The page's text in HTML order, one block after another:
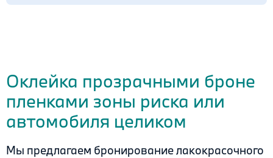
Оклейка прозрачными броне
пленками зоны риска или
автомобиля целиком
Мы предлагаем бронирование лакокрасочного